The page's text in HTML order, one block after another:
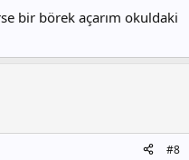
bir börek açarım okuldaki
#8